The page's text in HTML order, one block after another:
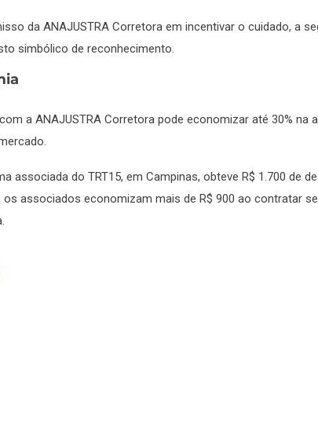
da ANAJUSTRA Corretora em incentivar o cuidado, a
simbólico de reconhecimento.
a ANAJUSTRA Corretora pode economizar até 30% na
associada do TRT15, em Campinas, obteve R$ 1.700 de
os associados economizam mais de R$ 900 ao contratar